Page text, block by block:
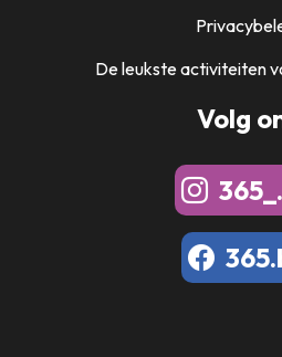
De leukste activiteiten
Volg